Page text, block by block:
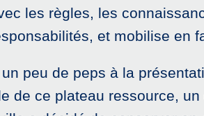
les règles, les
et mobilise en
peu de peps à la
de ce plateau ressource,